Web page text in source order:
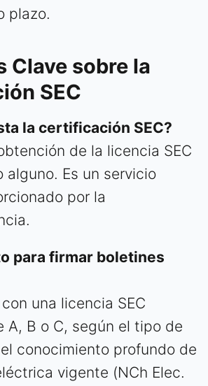
plazo.
Clave sobre la
SEC
la certificación SEC?
de la licencia SEC
alguno. Es un servicio
por la
para firmar boletines
una licencia SEC
A, B o C, según el tipo de
conocimiento profundo de
vigente (NCh Elec.